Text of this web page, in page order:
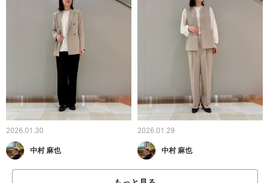
2026.01.30
中村 麻也
2026.01.29
中村 麻也